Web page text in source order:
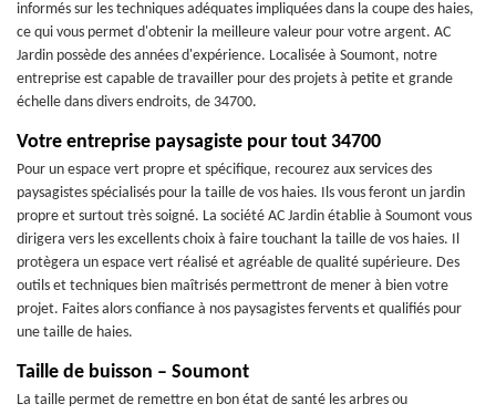
informés sur les techniques adéquates impliquées dans la coupe des haies,
ce qui vous permet d'obtenir la meilleure valeur pour votre argent. AC
Jardin possède des années d'expérience. Localisée à Soumont, notre
entreprise est capable de travailler pour des projets à petite et grande
échelle dans divers endroits, de 34700.
Votre entreprise paysagiste pour tout 34700
Pour un espace vert propre et spécifique, recourez aux services des
paysagistes spécialisés pour la taille de vos haies. Ils vous feront un jardin
propre et surtout très soigné. La société AC Jardin établie à Soumont vous
dirigera vers les excellents choix à faire touchant la taille de vos haies. Il
protègera un espace vert réalisé et agréable de qualité supérieure. Des
outils et techniques bien maîtrisés permettront de mener à bien votre
projet. Faites alors confiance à nos paysagistes fervents et qualifiés pour
une taille de haies.
Taille de buisson – Soumont
La taille permet de remettre en bon état de santé les arbres ou